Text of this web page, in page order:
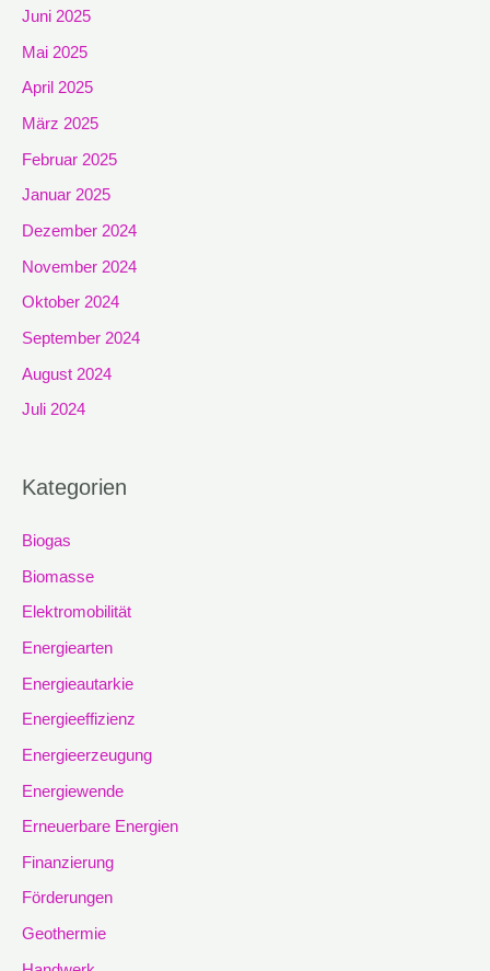
Juni 2025
Mai 2025
April 2025
März 2025
Februar 2025
Januar 2025
Dezember 2024
November 2024
Oktober 2024
September 2024
August 2024
Juli 2024
Kategorien
Biogas
Biomasse
Elektromobilität
Energiearten
Energieautarkie
Energieeffizienz
Energieerzeugung
Energiewende
Erneuerbare Energien
Finanzierung
Förderungen
Geothermie